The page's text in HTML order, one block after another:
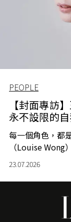
PEOPLE
【封面專訪
永不設限的
每一個角色，都
（Louise Wong
23.07.2026